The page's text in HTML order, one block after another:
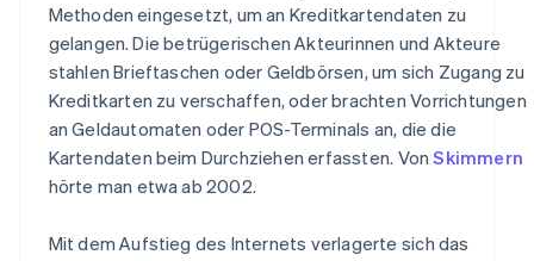
Methoden eingesetzt, um an Kreditkartendaten zu
gelangen. Die betrügerischen Akteurinnen und Akteure
stahlen Brieftaschen oder Geldbörsen, um sich Zugang zu
Kreditkarten zu verschaffen, oder brachten Vorrichtungen
an Geldautomaten oder POS-Terminals an, die die
Kartendaten beim Durchziehen erfassten. VonSkimmern
hörte man etwa ab 2002.
Mit dem Aufstieg des Internets verlagerte sich das